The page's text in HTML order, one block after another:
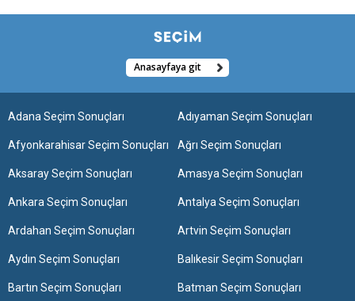
Anasayfaya git
Adana Seçim Sonuçları Adıyaman Seçim Sonuçları
Afyonkarahisar Seçim Sonuçları Ağrı Seçim Sonuçları
Aksaray Seçim Sonuçları Amasya Seçim Sonuçları
Ankara Seçim Sonuçları Antalya Seçim Sonuçları
Ardahan Seçim Sonuçları Artvin Seçim Sonuçları
Aydın Seçim Sonuçları Balıkesir Seçim Sonuçları
Bartın Seçim Sonuçları Batman Seçim Sonuçları